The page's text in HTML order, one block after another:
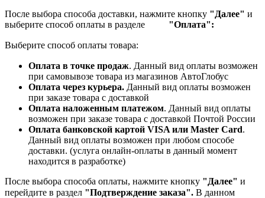
После выбора способа доставки, нажмите кнопку "Далее" и
выберите способ оплаты в разделе "Оплата":
Выберите способ оплаты товара:
Оплата в точке продаж. Данный вид оплаты возможен
при самовывозе товара из магазинов АвтоГлобус
Оплата через курьера. Данный вид оплаты возможен
при заказе товара с доставкой
Оплата наложенным платежом. Данный вид оплаты
возможен при заказе товара с доставкой Почтой России
Оплата банковской картой VISA или Master Card.
Данный вид оплаты возможен при любом способе
доставки. (услуга онлайн-оплаты в данный момент
находится в разработке)
После выбора способа оплаты, нажмите кнопку "Далее" и
перейдите в раздел "Подтверждение заказа". В данном